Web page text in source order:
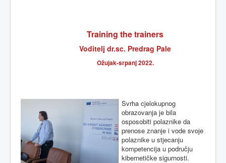
Training the trainers
Voditelj dr.sc. Predrag Pale
Ožujak-srpanj 2022.
Svrha cjelokupnog
obrazovanja je bila
osposobiti polaznike da
prenose znanje i vode svoje
polaznike u stjecanju
kompetencija u području
kibernetičke sigurnosti.